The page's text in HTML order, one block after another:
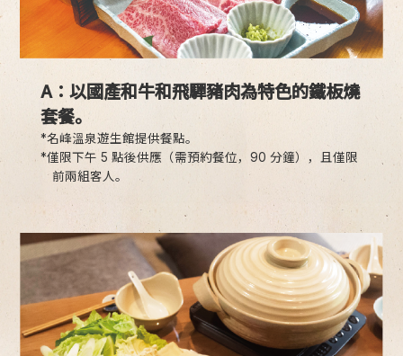
A：以國產和牛和飛驒豬肉為特色的鐵板燒
套餐。
*名峰溫泉遊生館提供餐點。
*僅限下午 5 點後供應（需預約餐位，90 分鐘），且僅限
前兩組客人。